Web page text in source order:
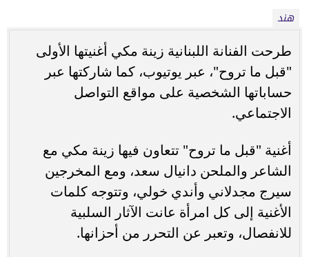
هند
طرحت الفنانة اللبنانية زينة مكي أغنيتها الأولى
"قبل ما تروح"، عبر يوتيوب، كما شاركتها عبر
حساباتها الشخصية على مواقع التواصل
الاجتماعي.
أغنية "قبل ما تروح" تتعاون فيها زينة مكي مع
الشاعر والملحن دانيال سعد، ومع المخرجين
سيرج مجدلاني وأندي خولي، وتتوجه كلمات
الأغنية إلى كل امرأة عانت الآثار السلبية
للانفصال، وتعبر عن التحرر من أحزانها.